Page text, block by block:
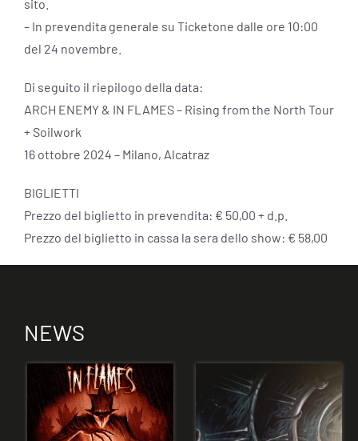
sito.
– In prevendita generale su Ticketone dalle ore 10:00
del 24 novembre.
Di seguito il riepilogo della data:
ARCH ENEMY & IN FLAMES – Rising from the North Tour
+ Soilwork
16 ottobre 2024 – Milano, Alcatraz
BIGLIETTI
Prezzo del biglietto in prevendita: € 50,00 + d.p.
Prezzo del biglietto in cassa la sera dello show: € 58,00
NEWS